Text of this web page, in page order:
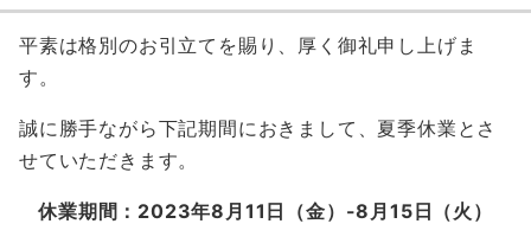
平素は格別のお引立てを賜り、厚く御礼申し上げま
す。
誠に勝手ながら下記期間におきまして、夏季休業とさ
せていただきます。
休業期間：2023年8月11日（金）-8月15日（火）